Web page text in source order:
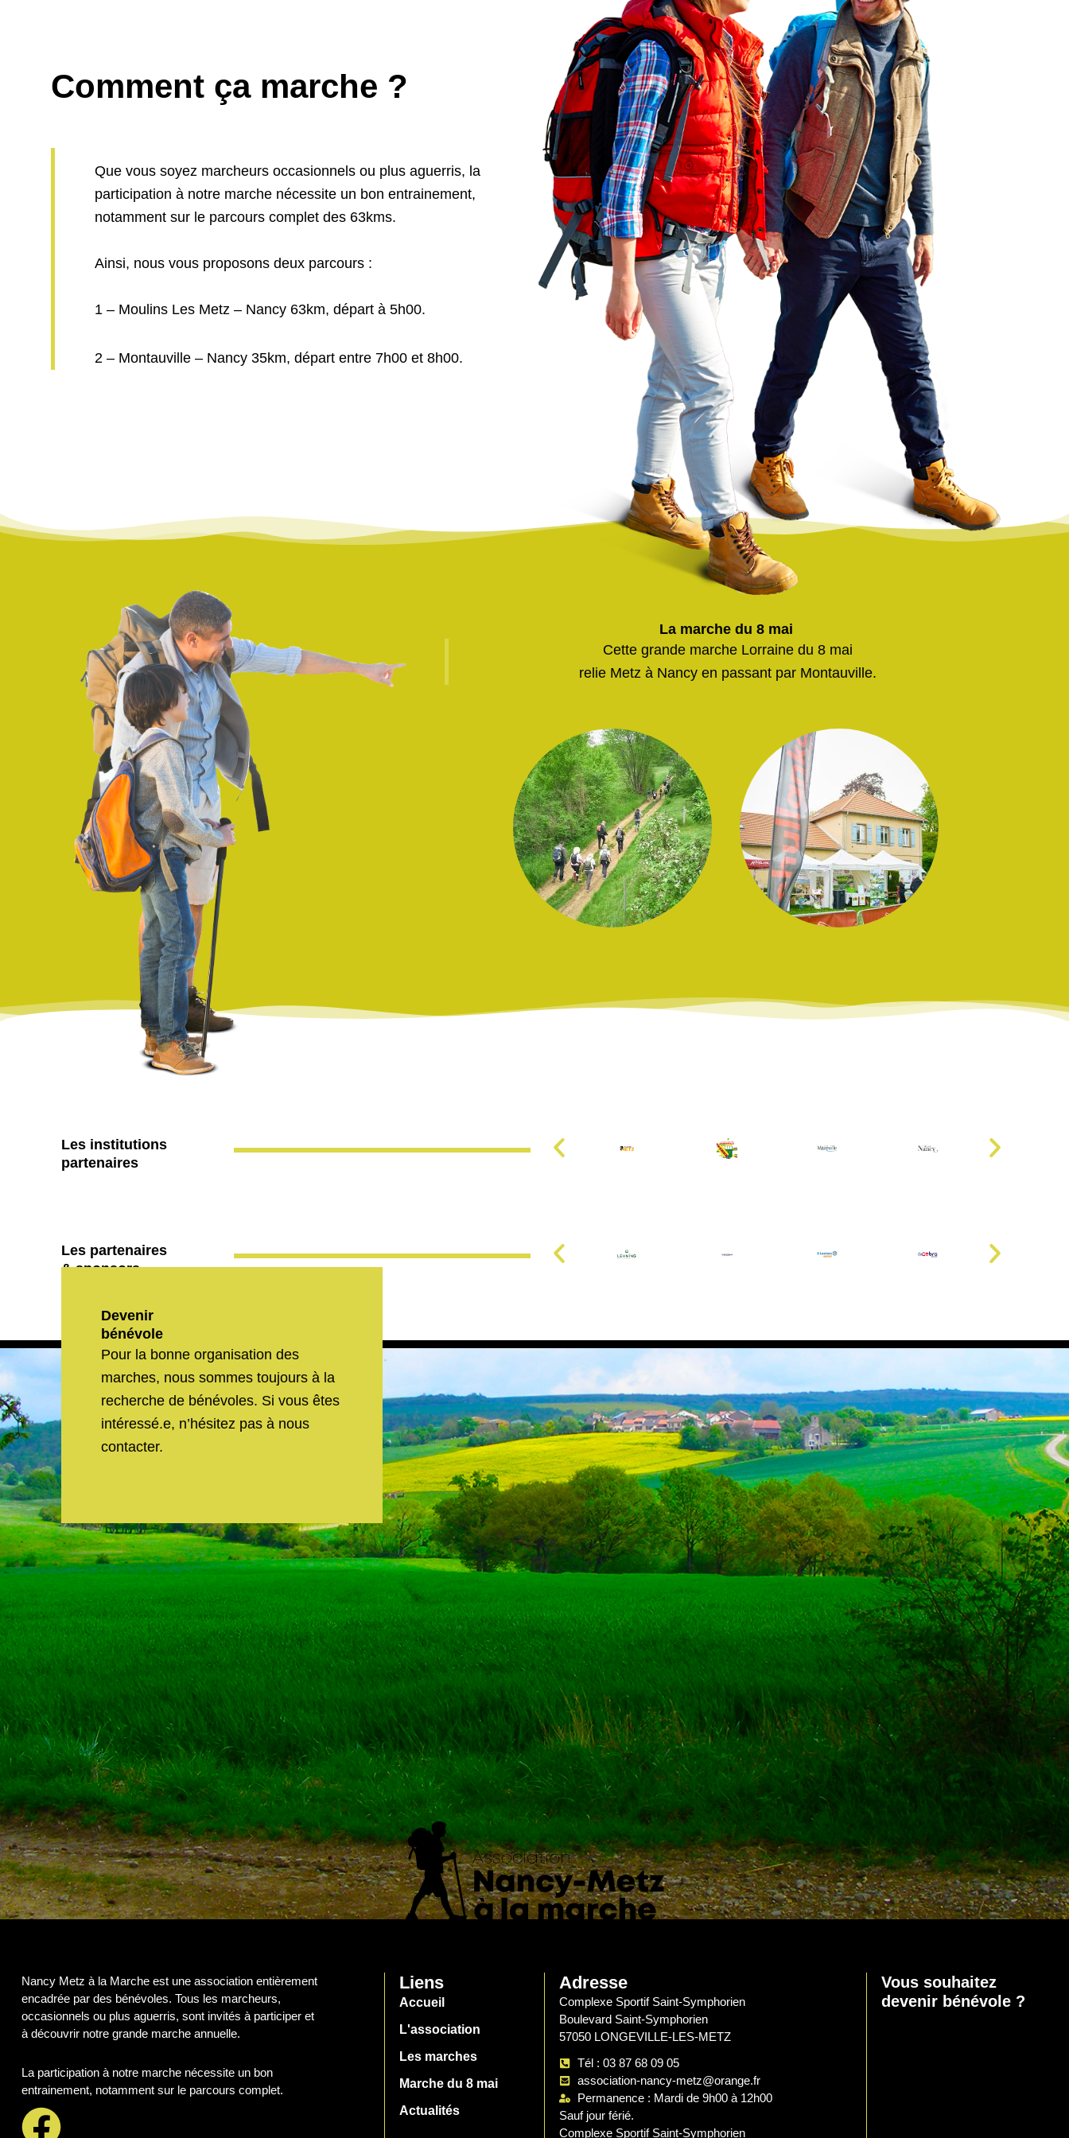
Comment ça marche ?
Que vous soyez marcheurs occasionnels ou plus aguerris, la
participation à notre marche nécessite un bon entrainement,
notamment sur le parcours complet des 63kms.
Ainsi, nous vous proposons deux parcours :
1 – Moulins Les Metz – Nancy 63km, départ à 5h00.
2 – Montauville – Nancy 35km, départ entre 7h00 et 8h00.
La marche du 8 mai
Cette grande marche Lorraine du 8 mai
relie Metz à Nancy en passant par Montauville.
Les institutions
partenaires
Les partenaires
& sponsors
Devenir
bénévole
Pour la bonne organisation des
marches, nous sommes toujours à la
recherche de bénévoles. Si vous êtes
intéressé.e, n’hésitez pas à nous
contacter.
Nancy Metz à la Marche est une association entièrement
encadrée par des bénévoles. Tous les marcheurs,
occasionnels ou plus aguerris, sont invités à participer et
à découvrir notre grande marche annuelle.
La participation à notre marche nécessite un bon
entrainement, notamment sur le parcours complet.
F
Liens
Accueil
L'association
Les marches
Marche du 8 mai
Actualités
Adresse
Complexe Sportif Saint-Symphorien
Boulevard Saint-Symphorien
57050 LONGEVILLE-LES-METZ
Tél : 03 87 68 09 05
association-nancy-metz@orange.fr
Permanence : Mardi de 9h00 à 12h00
Sauf jour férié.
Complexe Sportif Saint-Symphorien
Vous souhaitez
devenir bénévole ?